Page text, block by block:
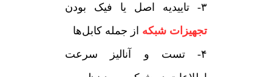
۳- تاییدیه اصل یا فیک بودن
تجهیزات شبکه از جمله کابل‌ها
۴- تست و آنالیز سرعت